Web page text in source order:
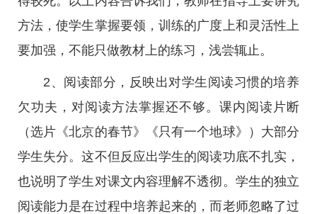
方法，使学生掌握要领，训练的广度上和灵活性上
要加强，不能只做教材上的练习，浅尝辄止。
2、阅读部分，反映出对学生阅读习惯的培养
欠功夫，对阅读方法掌握还不够。课内阅读片断
（选片《北京的春节》《只有一个地球》）大部分
学生失分。这不但反应出学生的阅读功底不扎实，
也说明了学生对课文内容理解不透彻。学生的独立
阅读能力是在过程中培养起来的，而老师忽略了过